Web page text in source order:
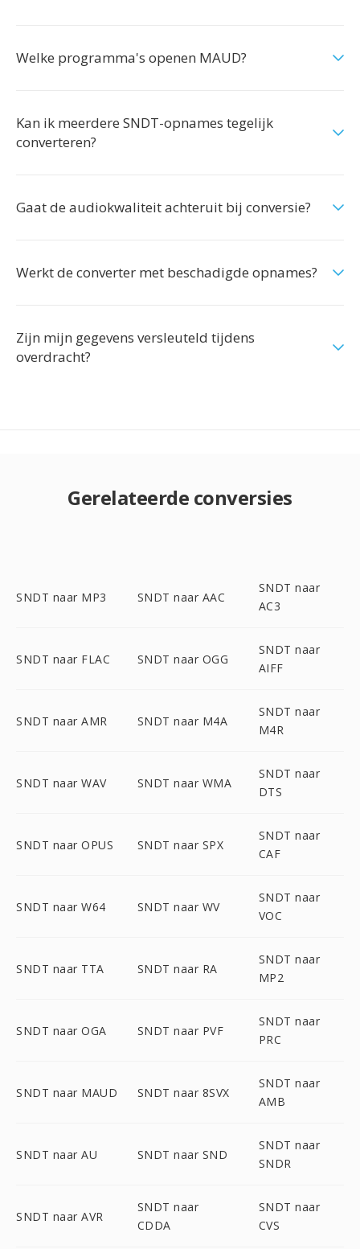
Welke programma's openen MAUD?
Kan ik meerdere SNDT-opnames tegelijk
converteren?
Gaat de audiokwaliteit achteruit bij conversie?
Werkt de converter met beschadigde opnames?
Zijn mijn gegevens versleuteld tijdens
overdracht?
Gerelateerde conversies
SNDT naar MP3 SNDT naar AAC
SNDT naar
AC3
SNDT naar FLAC SNDT naar OGG
SNDT naar
AIFF
SNDT naar AMR SNDT naar M4A
SNDT naar
M4R
SNDT naar WAV SNDT naar WMA
SNDT naar
DTS
SNDT naar OPUS SNDT naar SPX
SNDT naar
CAF
SNDT naar W64 SNDT naar WV
SNDT naar
VOC
SNDT naar TTA SNDT naar RA
SNDT naar
MP2
SNDT naar OGA SNDT naar PVF
SNDT naar
PRC
SNDT naar MAUD SNDT naar 8SVX
SNDT naar
AMB
SNDT naar AU SNDT naar SND
SNDT naar
SNDR
SNDT naar AVR
SNDT naar
CDDA
SNDT naar
CVS